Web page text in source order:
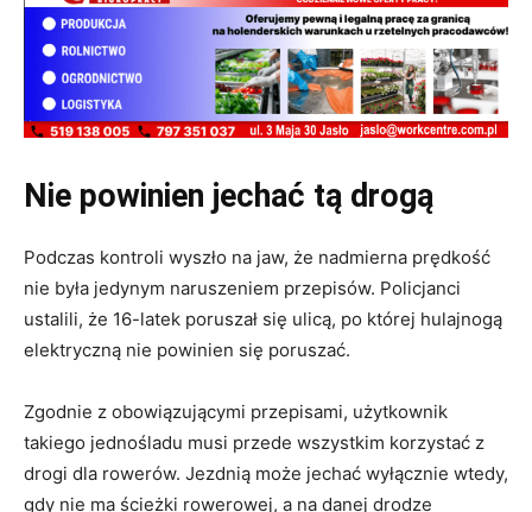
Nie powinien jechać tą drogą
Podczas kontroli wyszło na jaw, że nadmierna prędkość
nie była jedynym naruszeniem przepisów. Policjanci
ustalili, że 16-latek poruszał się ulicą, po której hulajnogą
elektryczną nie powinien się poruszać.
Zgodnie z obowiązującymi przepisami, użytkownik
takiego jednośladu musi przede wszystkim korzystać z
drogi dla rowerów. Jezdnią może jechać wyłącznie wtedy,
gdy nie ma ścieżki rowerowej, a na danej drodze